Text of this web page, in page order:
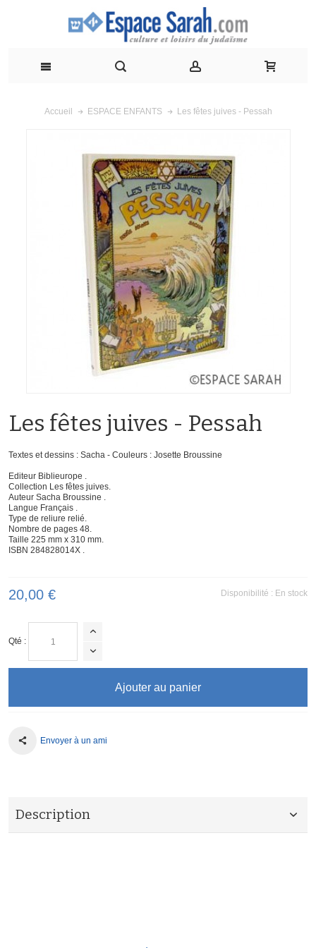
Accueil ESPACE ENFANTS Les fêtes juives - Pessah
Les fêtes juives - Pessah
Textes et dessins : Sacha - Couleurs : Josette Broussine
Editeur Biblieurope .
Collection Les fêtes juives.
Auteur Sacha Broussine .
Langue Français .
Type de reliure relié.
Nombre de pages 48.
Taille 225 mm x 310 mm.
ISBN 284828014X .
Disponibilité : En stock
20,00 €
Qté :
Ajouter au panier
Envoyer à un ami
Description